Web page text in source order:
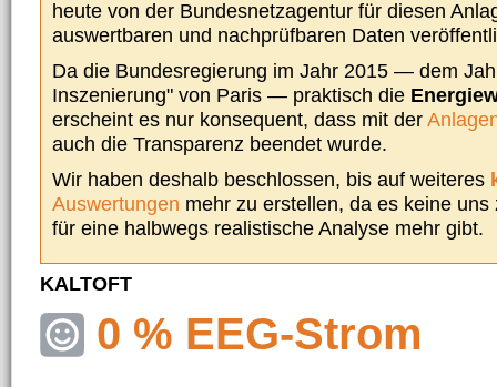
heute von der Bundesnetzagentur für diesen
auswertbaren und nachprüfbaren Daten
Da die Bundesregierung im Jahr 2015 — dem
Inszenierung" von Paris — praktisch die
erscheint es nur konsequent, dass mit der
auch die Transparenz beendet wurde.
Wir haben deshalb beschlossen, bis auf weiteres
Auswertungen mehr zu erstellen, da es keine
für eine halbwegs realistische Analyse mehr gibt.
KALTOFT
0 % EEG-Strom